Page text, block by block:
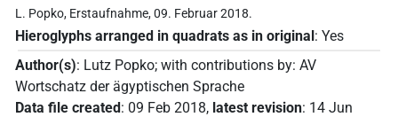
L. Popko, Erstaufnahme, 09. Februar 2018.
Hieroglyphs arranged in quadrats as in original: Yes
Author(s): Lutz Popko; with contributions by: AV
Wortschatz der ägyptischen Sprache
Data file created: 09 Feb 2018, latest revision: 14 Jun